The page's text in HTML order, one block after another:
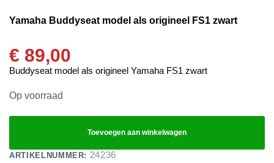
Yamaha Buddyseat model als origineel FS1 zwart
€ 89,00
Buddyseat model als origineel Yamaha FS1 zwart
Op voorraad
Toevoegen aan winkelwagen
ARTIKELNUMMER: 24236